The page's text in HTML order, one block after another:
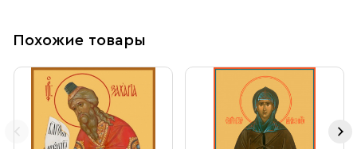
Похожие товары